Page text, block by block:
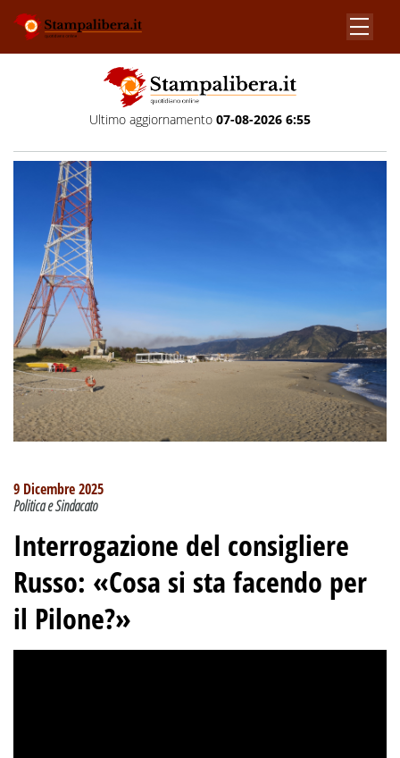
Ultimo aggiornamento 07-08-2026 6:55
9 Dicembre 2025
Politica e Sindacato
Interrogazione del consigliere
Russo: «Cosa si sta facendo per
il Pilone?»